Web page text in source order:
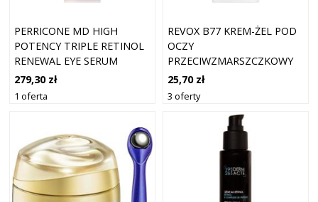
PERRICONE MD HIGH
POTENCY TRIPLE RETINOL
RENEWAL EYE SERUM
ODMŁADZAJĄCE SERUM
POD OCZY Z RETINOLEM 15
279,30 zł
1 oferta
REVOX B77 KREM-ŻEL POD
OCZY
PRZECIWZMARSZCZKOWY
NA OPUCHLIZNĘ I CIENIE Z
RETINOLEM 30 ML
25,70 zł
3 oferty